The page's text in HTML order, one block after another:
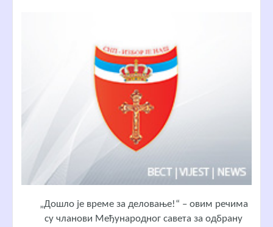
„Дошло је време за деловање!“ – овим речима
су чланови Међународног савета за одбрану